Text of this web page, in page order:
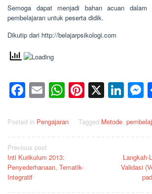
Semoga dapat menjadi bahan acuan dalam
pembelajaran untuk peserta didik.
Dikutip dari http://belajarpsikologi.com
Facebook
EmailWhatsApp
Pinterest
X
Posted in Pengajaran Tagged Metode,
Post
navigation
Previous post
Inti Kurikulum 2013:
Penyederhanaan, Tematik-
Integratif
Langkah-
Validasi